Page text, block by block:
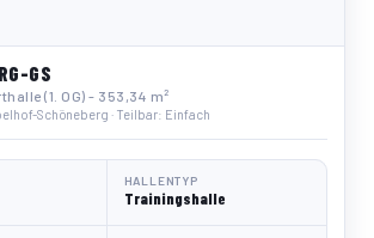
GS
(1. OG) - 353,34 m²
Schöneberg · Teilbar: Einfach
HALLENTYP
Trainingshalle